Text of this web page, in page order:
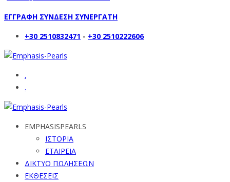
ΕΓΓΡΑΦΗ ΣΥΝΔΕΣΗ ΣΥΝΕΡΓΑΤΗ
+30 2510832471 - +30 2510222606
.
.
EMPHASISPEARLS
ΙΣΤΟΡΙΑ
ΕΤΑΙΡΕΙΑ
ΔΙΚΤΥΟ ΠΩΛΗΣΕΩΝ
ΕΚΘΕΣΕΙΣ